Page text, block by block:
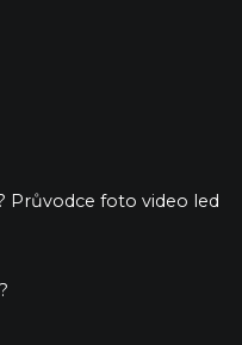
Průvodce foto video led